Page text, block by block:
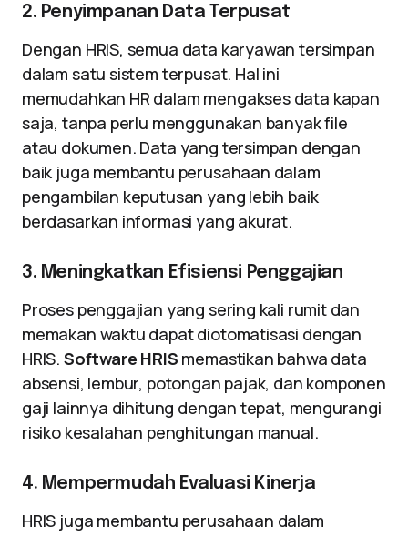
2. Penyimpanan Data Terpusat
Dengan HRIS, semua data karyawan tersimpan
dalam satu sistem terpusat. Hal ini
memudahkan HR dalam mengakses data kapan
saja, tanpa perlu menggunakan banyak file
atau dokumen. Data yang tersimpan dengan
baik juga membantu perusahaan dalam
pengambilan keputusan yang lebih baik
berdasarkan informasi yang akurat.
3. Meningkatkan Efisiensi Penggajian
Proses penggajian yang sering kali rumit dan
memakan waktu dapat diotomatisasi dengan
HRIS. Software HRIS memastikan bahwa data
absensi, lembur, potongan pajak, dan komponen
gaji lainnya dihitung dengan tepat, mengurangi
risiko kesalahan penghitungan manual.
4. Mempermudah Evaluasi Kinerja
HRIS juga membantu perusahaan dalam